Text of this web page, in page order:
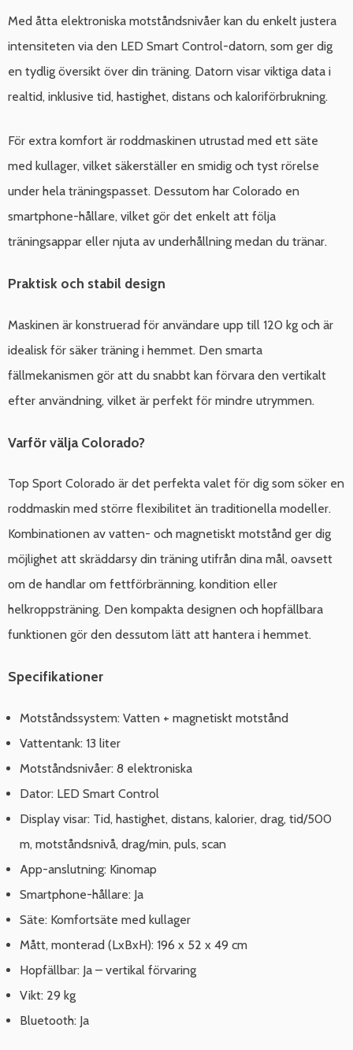
Med åtta elektroniska motståndsnivåer kan du enkelt justera
intensiteten via den LED Smart Control-datorn, som ger dig
en tydlig översikt över din träning. Datorn visar viktiga data i
realtid, inklusive tid, hastighet, distans och kaloriförbrukning.
För extra komfort är roddmaskinen utrustad med ett säte
med kullager, vilket säkerställer en smidig och tyst rörelse
under hela träningspasset. Dessutom har Colorado en
smartphone-hållare, vilket gör det enkelt att följa
träningsappar eller njuta av underhållning medan du tränar.
Praktisk och stabil design
Maskinen är konstruerad för användare upp till 120 kg och är
idealisk för säker träning i hemmet. Den smarta
fällmekanismen gör att du snabbt kan förvara den vertikalt
efter användning, vilket är perfekt för mindre utrymmen.
Varför välja Colorado?
Top Sport Colorado är det perfekta valet för dig som söker en
roddmaskin med större flexibilitet än traditionella modeller.
Kombinationen av vatten- och magnetiskt motstånd ger dig
möjlighet att skräddarsy din träning utifrån dina mål, oavsett
om de handlar om fettförbränning, kondition eller
helkroppsträning. Den kompakta designen och hopfällbara
funktionen gör den dessutom lätt att hantera i hemmet.
Specifikationer
Motståndssystem: Vatten + magnetiskt motstånd
Vattentank: 13 liter
Motståndsnivåer: 8 elektroniska
Dator: LED Smart Control
Display visar: Tid, hastighet, distans, kalorier, drag, tid/500
m, motståndsnivå, drag/min, puls, scan
App-anslutning: Kinomap
Smartphone-hållare: Ja
Säte: Komfortsäte med kullager
Mått, monterad (LxBxH): 196 x 52 x 49 cm
Hopfällbar: Ja – vertikal förvaring
Vikt: 29 kg
Bluetooth: Ja